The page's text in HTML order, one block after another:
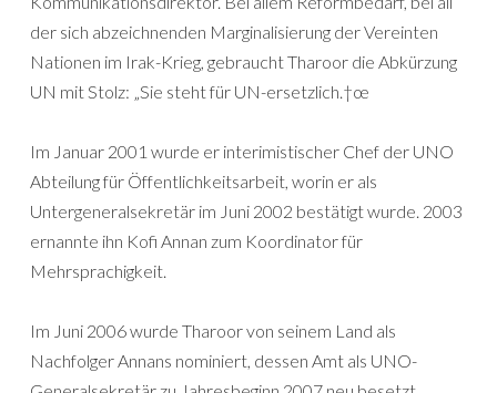
der sich abzeichnenden Marginalisierung der Vereinten
Nationen im Irak-Krieg, gebraucht Tharoor die Abkürzung
UN mit Stolz: „Sie steht für UN-ersetzlich.†œ
Im Januar 2001 wurde er interimistischer Chef der UNO
Abteilung für Öffentlichkeitsarbeit, worin er als
Untergeneralsekretär im Juni 2002 bestätigt wurde. 2003
ernannte ihn Kofi Annan zum Koordinator für
Mehrsprachigkeit.
Im Juni 2006 wurde Tharoor von seinem Land als
Nachfolger Annans nominiert, dessen Amt als UNO-